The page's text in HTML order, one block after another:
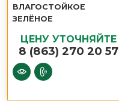
ВЛАГОСТОЙКОЕ
ЗЕЛЁНОЕ
ЦЕНУ УТОЧНЯЙТЕ
8 (863) 270 20 57